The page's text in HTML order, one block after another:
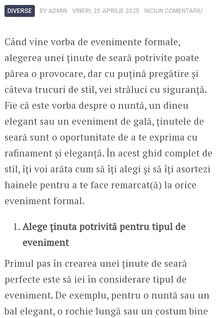
DIVERSE BY ADMIN VINERI, 25 APRILIE 2025 NICIUN COMENTARIU
Când vine vorba de evenimente formale,
alegerea unei ținute de seară potrivite poate
părea o provocare, dar cu puțină pregătire și
câteva trucuri de stil, vei străluci cu siguranță.
Fie că este vorba despre o nuntă, un dineu
elegant sau un eveniment de gală, ținutele de
seară sunt o oportunitate de a te exprima cu
rafinament și eleganță. În acest ghid complet de
stil, îți voi arăta cum să îți alegi și să îți asortezi
hainele pentru a te face remarcat(ă) la orice
eveniment formal.
Alege ținuta potrivită pentru tipul de
eveniment
Primul pas în crearea unei ținute de seară
perfecte este să iei în considerare tipul de
eveniment. De exemplu, pentru o nuntă sau un
bal elegant, o rochie lungă sau un costum bine